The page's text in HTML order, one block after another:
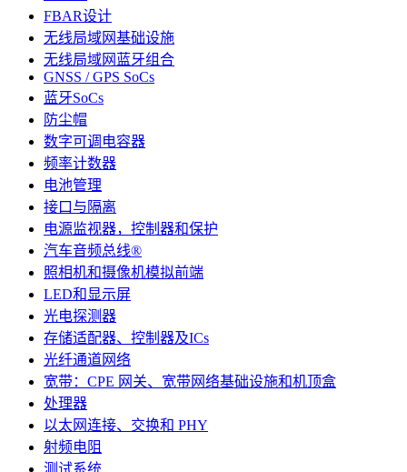
FBAR设计
无线局域网基础设施
无线局域网蓝牙组合
GNSS / GPS SoCs
蓝牙SoCs
防尘帽
数字可调电容器
频率计数器
电池管理
接口与隔离
电源监视器，控制器和保护
汽车音频总线®
照相机和摄像机模拟前端
LED和显示屏
光电探测器
存储适配器、控制器及ICs
光纤通道网络
宽带：CPE 网关、宽带网络基础设施和机顶盒
处理器
以太网连接、交换和 PHY
射频电阻